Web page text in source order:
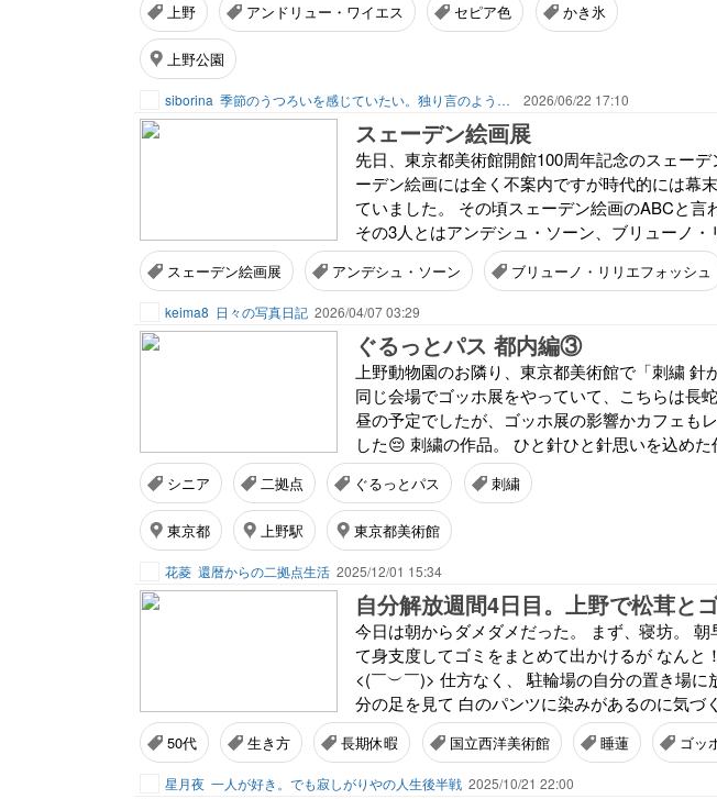
上野 アンドリュー・ワイエス セピア色 かき氷
上野公園
siborina 季節のうつろいを感じていたい。独り言のような… 2026/06/22 17:10
スェーデン絵画展
先日、東京都美術館開館100周年記念のスェー
ーデン絵画には全く不案内ですが時代的には幕
ていました。 その頃スェーデン絵画のABCと言
その3人とはアンデシュ・ソーン、ブリューノ
スェーデン絵画展 アンデシュ・ソーン ブリューノ・リリエフォッシュ
keima8 日々の写真日記 2026/04/07 03:29
ぐるっとパス 都内編③
上野動物園のお隣り、東京都美術館で「刺繍 針
同じ会場でゴッホ展をやっていて、こちらは長
昼の予定でしたが、ゴッホ展の影響かカフェも
した😔 刺繍の作品。 ひと針ひと針思いを込め
シニア 二拠点 ぐるっとパス 刺繍
東京都 上野駅 東京都美術館
花菱 還暦からの二拠点生活 2025/12/01 15:34
自分解放週間4日目。上野で松茸と
今日は朝からダメダメだった。 まず、寝坊。
て身支度してゴミをまとめて出かけるが なんと
<⁠(⁠￣⁠︶⁠￣⁠)⁠> 仕方なく、 駐輪場の自分の置き場
分の足を見て 白のパンツに染みがあるのに気づ
50代 生き方 長期休暇 国立西洋美術館 睡蓮 ゴッ
星月夜 一人が好き。でも寂しがりやの人生後半戦 2025/10/21 22:00